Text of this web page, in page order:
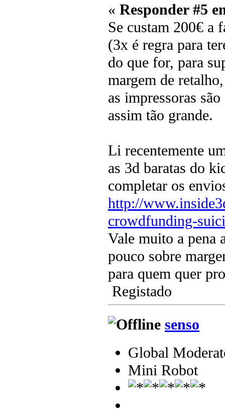
« Responder #5
Se custam 200€ a
(3x é regra para
do que for, para
margem de
as impressoras
assim tão grande.
Li recentemente
as 3d baratas do
completar os
http://
crowdfunding-
Vale muito a pena
pouco sobre
para quem quer
Registado
senso
Global
Mini Robot